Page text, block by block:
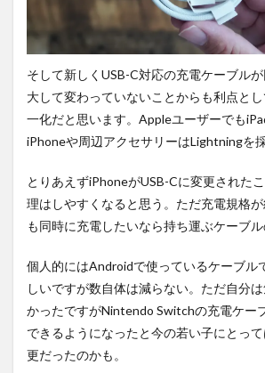
コン
テン
の影
響。
3.3
レッ
シュ
レー
トの
4
基礎
スペ
を確
認。
そして新しくUSB-C対応の充電ケーブル
大して変わっていないことからも利点と
一化だと思います。Appleユーザーでも
iPhoneや周辺アクセサリーはLightningを採
とりあえずiPhoneがUSB-Cに変更された
理はしやすくなると思う。ただ充電規格
も同時に充電したいなら持ち運ぶケーブル
個人的にはAndroidで使っているケーブル
しいですが数自体は減らない。ただ自分
かったですがNintendo Switchの充電ケー
できるようになったと今の若い子にとっ
更だったのかも。